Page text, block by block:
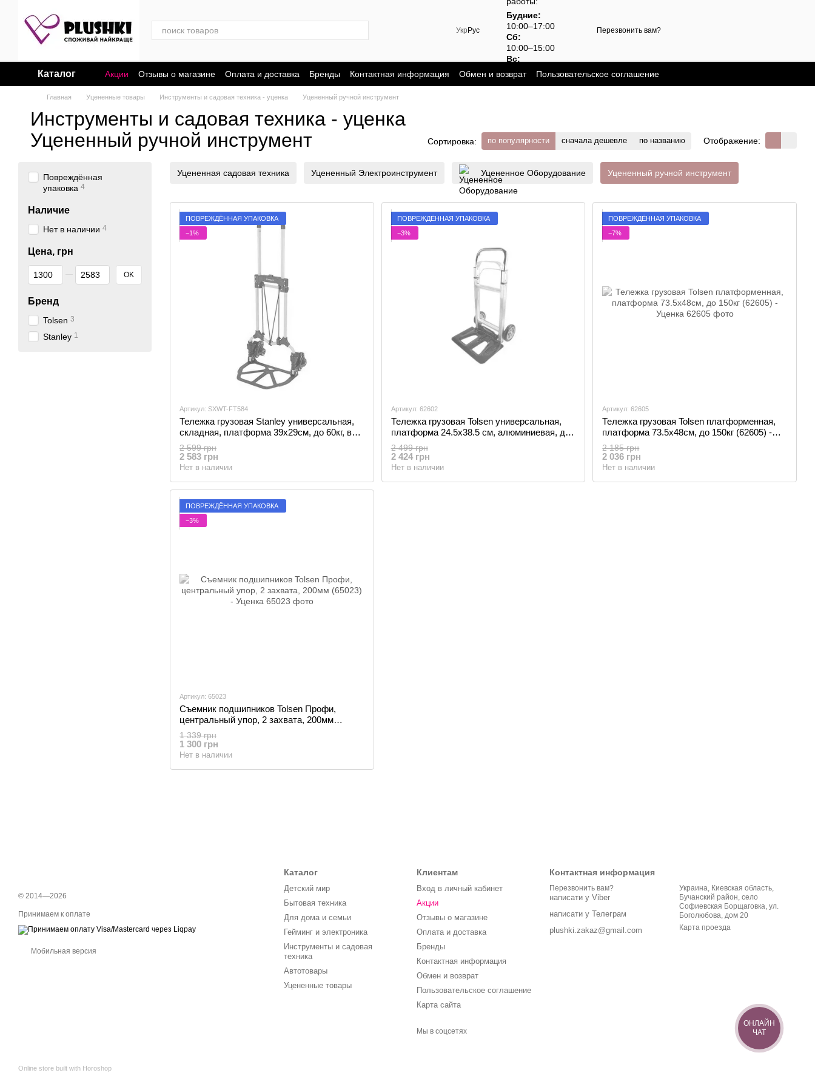
Укр Рус
Будние:
10:00–17:00
Сб:
10:00–15:00
Вс:
выходной
Перезвонить вам?
Каталог Акции Отзывы о магазине Оплата и доставка Бренды Контактная информация Обмен и возврат Пользовательское соглашение
Главная Уцененные товары Инструменты и садовая техника - уценка Уцененный ручной инструмент
Инструменты и садовая техника - уценка
Уцененный ручной инструмент
Сортировка: по популярности сначала дешевле по названию Отображение:
Уцененная садовая техника Уцененный Электроинструмент Уцененное Оборудование Уцененный ручной инструмент
ПОВРЕЖДЁННАЯ УПАКОВКА
−1%
Артикул: SXWT-FT584
Тележка грузовая Stanley универсальная,
складная, платформа 39х29см, до 60кг, вес
3.5кг (SXWT-FT584) - Уценка
2 599 грн
2 583 грн
Нет в наличии
ПОВРЕЖДЁННАЯ УПАКОВКА
−3%
Артикул: 62602
Тележка грузовая Tolsen универсальная,
платформа 24.5х38.5 см, алюминиевая, до
90кг (62602) - Уценка
2 499 грн
2 424 грн
Нет в наличии
ПОВРЕЖДЁННАЯ УПАКОВКА
−7%
Артикул: 62605
Тележка грузовая Tolsen платформенная,
платформа 73.5x48см, до 150кг (62605) -
Уценка
2 185 грн
2 036 грн
Нет в наличии
ПОВРЕЖДЁННАЯ УПАКОВКА
−3%
Артикул: 65023
Съемник подшипников Tolsen Профи,
центральный упор, 2 захвата, 200мм
(65023) - Уценка
1 339 грн
1 300 грн
Нет в наличии
Повреждённая
упаковка 4
Наличие
Нет в наличии 4
Цена, грн
От Цена, грн
До Цена, грн OK
Бренд
Tolsen 3
Stanley 1
© 2014—2026
Принимаем к оплате
Мобильная версия
Online store built with Horoshop
Каталог
Детский мир
Бытовая техника
Для дома и семьи
Гейминг и электроника
Инструменты и садовая
техника
Автотовары
Уцененные товары
Клиентам
Вход в личный кабинет
Акции
Отзывы о магазине
Оплата и доставка
Бренды
Контактная информация
Обмен и возврат
Пользовательское соглашение
Карта сайта
Мы в соцсетях
Контактная информация
Перезвонить вам?
написати у Viber
написати у Телеграм
plushki.zakaz@gmail.com
Украина, Киевская область,
Бучанский район, село
Софиевская Борщаговка, ул.
Боголюбова, дом 20
Карта проезда
ОНЛАЙН
ЧАТ